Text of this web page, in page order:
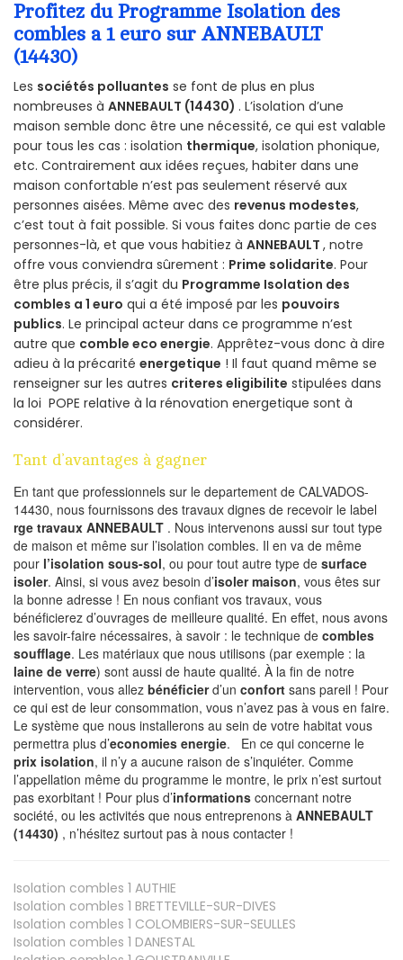
Profitez du Programme Isolation des
combles a 1 euro sur ANNEBAULT
(14430)
Les sociétés polluantes se font de plus en plus
nombreuses à ANNEBAULT (14430) . L’isolation d’une
maison semble donc être une nécessité, ce qui est valable
pour tous les cas : isolation thermique, isolation phonique,
etc. Contrairement aux idées reçues, habiter dans une
maison confortable n’est pas seulement réservé aux
personnes aisées. Même avec des revenus modestes,
c’est tout à fait possible. Si vous faites donc partie de ces
personnes-là, et que vous habitiez à ANNEBAULT , notre
offre vous conviendra sûrement : Prime solidarite. Pour
être plus précis, il s’agit du Programme Isolation des
combles a 1 euro qui a été imposé par les pouvoirs
publics. Le principal acteur dans ce programme n’est
autre que comble eco energie. Apprêtez-vous donc à dire
adieu à la précarité energetique ! Il faut quand même se
renseigner sur les autres criteres eligibilite stipulées dans
la loi POPE relative à la rénovation energetique sont à
considérer.
Tant d’avantages à gagner
En tant que professionnels sur le departement de CALVADOS-
14430, nous fournissons des travaux dignes de recevoir le label
rge travaux ANNEBAULT . Nous intervenons aussi sur tout type
de maison et même sur l’isolation combles. Il en va de même
pour l’isolation sous-sol, ou pour tout autre type de surface
isoler. Ainsi, si vous avez besoin d’isoler maison, vous êtes sur
la bonne adresse ! En nous confiant vos travaux, vous
bénéficierez d’ouvrages de meilleure qualité. En effet, nous avons
les savoir-faire nécessaires, à savoir : le technique de combles
soufflage. Les matériaux que nous utilisons (par exemple : la
laine de verre) sont aussi de haute qualité. À la fin de notre
intervention, vous allez bénéficierd’un confort sans pareil ! Pour
ce qui est de leur consommation, vous n’avez pas à vous en faire.
Le système que nous installerons au sein de votre habitat vous
permettra plus d’economies energie. En ce qui concerne le
prix isolation, il n’y a aucune raison de s’inquiéter. Comme
l’appellation même du programme le montre, le prix n’est surtout
pas exorbitant ! Pour plus d’informations concernant notre
société, ou les activités que nous entreprenons à ANNEBAULT
(14430) , n’hésitez surtout pas à nous contacter !
Isolation combles 1 AUTHIE
Isolation combles 1 BRETTEVILLE-SUR-DIVES
Isolation combles 1 COLOMBIERS-SUR-SEULLES
Isolation combles 1 DANESTAL